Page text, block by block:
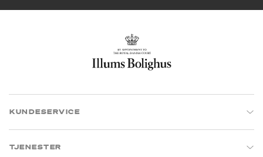
KUNDESERVICE
TJENESTER